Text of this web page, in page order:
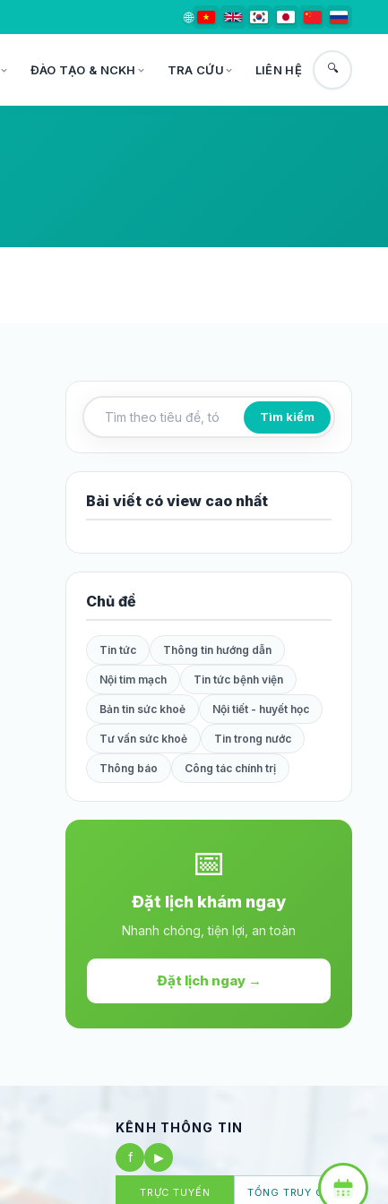
🌐
ĐÀO TẠO & NCKH TRA CỨU LIÊN HỆ 🔍
Tìm kiếm bài viết
Tìm kiếm
Bài viết có view cao nhất
Chủ đề
Tin tức Thông tin hướng dẫn
Nội tim mạch Tin tức bệnh viện
Bản tin sức khoẻ Nội tiết - huyết học
Tư vấn sức khoẻ Tin trong nước
Thông báo Công tác chính trị
📅
Đặt lịch khám ngay
Nhanh chóng, tiện lợi, an toàn
Đặt lịch ngay →
KÊNH THÔNG TIN
f
▶
TRỰC TUYẾN TỔNG TRUY CẬP